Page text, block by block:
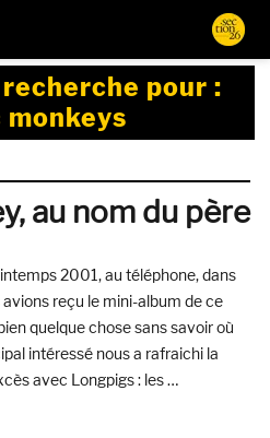
pour :
au nom du père
2001, au téléphone, dans
reçu le mini-album de ce
quelque chose sans savoir où
intéressé nous a rafraichi la
avec Longpigs : les …
Hawley, au nom du père »